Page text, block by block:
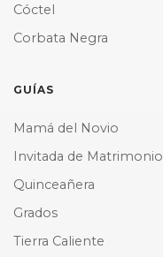
Cóctel
Corbata Negra
GUÍAS
Mamá del Novio
Invitada de Matrimonio
Quinceañera
Grados
Tierra Caliente